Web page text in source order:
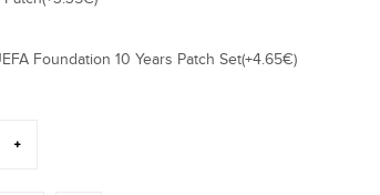
Foundation 10 Years Patch Set(+4.65€)